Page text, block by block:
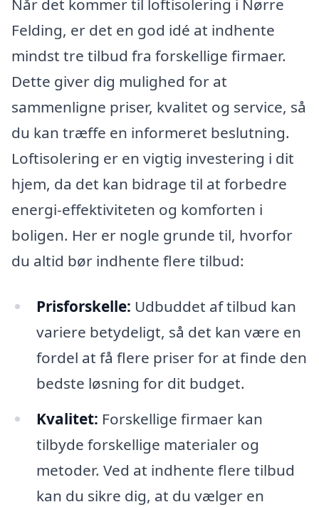
Når det kommer til loftisolering i Nørre
Felding, er det en god idé at indhente
mindst tre tilbud fra forskellige firmaer.
Dette giver dig mulighed for at
sammenligne priser, kvalitet og service, så
du kan træffe en informeret beslutning.
Loftisolering er en vigtig investering i dit
hjem, da det kan bidrage til at forbedre
energi-effektiviteten og komforten i
boligen. Her er nogle grunde til, hvorfor
du altid bør indhente flere tilbud:
Prisforskelle: Udbuddet af tilbud kan
variere betydeligt, så det kan være en
fordel at få flere priser for at finde den
bedste løsning for dit budget.
Kvalitet: Forskellige firmaer kan
tilbyde forskellige materialer og
metoder. Ved at indhente flere tilbud
kan du sikre dig, at du vælger en